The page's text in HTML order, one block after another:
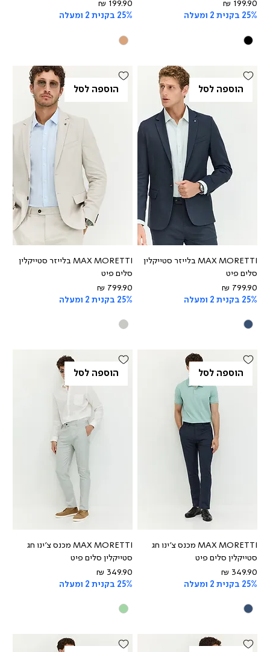
מחיר
25% בקנית 2 ומעלה
מחיר
25% בקנית 2 ומעלה
הוספה לסל
MAX MORETTI בלייזר סטייקלין
סלים פיט
מחיר
25% בקנית 2 ומעלה
הוספה לסל
MAX MORETTI בלייזר סטייקלין
סלים פיט
מחיר
25% בקנית 2 ומעלה
הוספה לסל
MAX MORETTI מכנס צ'ינו חג
סטייקלין סלים פיט
מחיר
25% בקנית 2 ומעלה
הוספה לסל
MAX MORETTI מכנס צ'ינו חג
סטייקלין סלים פיט
מחיר
25% בקנית 2 ומעלה